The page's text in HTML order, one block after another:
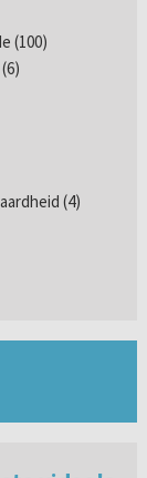
(100)
(4)